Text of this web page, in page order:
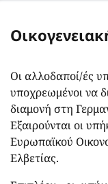
Οι αλλοδαποί/ές
υποχρεωμένοι να
διαμονή στη
Εξαιρούνται οι
Ευρωπαϊκού
Ελβετίας.